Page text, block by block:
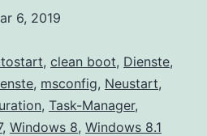
6, 2019
, clean boot, Dienste,
, msconfig, Neustart,
, Task-Manager,
, Windows 8, Windows 8.1